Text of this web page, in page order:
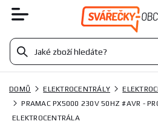
DOMŮ ELEKTROCENTRÁLY
PRAMAC PX5000 230V 50HZ #AVR -
ELEKTROCENTRÁLA